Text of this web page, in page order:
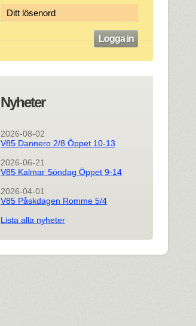
Nyheter
2026-08-02
V85 Dannero 2/8 Öppet 10-13
2026-06-21
V85 Kalmar Söndag Öppet 9-14
2026-04-01
V85 Påskdagen Romme 5/4
Lista alla nyheter